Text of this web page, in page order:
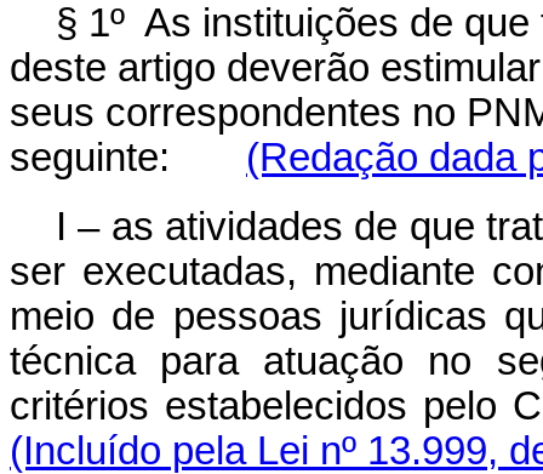
§ 1º As instituições de
deste artigo deverão
seus correspondentes no
seguinte:
(Redação dada
I – as atividades de que
ser executadas, mediante
meio de pessoas jurídicas
técnica para atuação no
critérios estabelecidos pelo
(Incluído pela Lei nº 13.999,